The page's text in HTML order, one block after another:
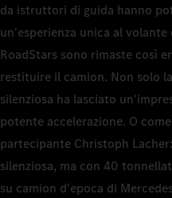
da istruttori di guida hanno
un'esperienza unica al
RoadStars sono rimaste così
restituire il camion. Non solo
silenziosa ha lasciato
potente accelerazione. O
partecipante Christoph
silenziosa, ma con 40
su camion d'epoca di